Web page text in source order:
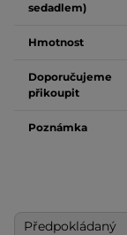
sedadlem)
Hmotnost
Doporučujeme
přikoupit
Poznámka
Předpokládaný